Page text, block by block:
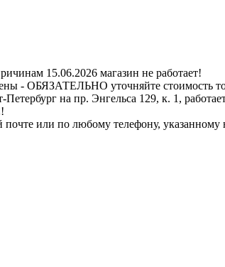
15.06.2026 магазин не работает!
- ОБЯЗАТЕЛЬНО уточняйте стоимость
на пр. Энгельса 129, к. 1, работает в
почте или по любому телефону, указанному